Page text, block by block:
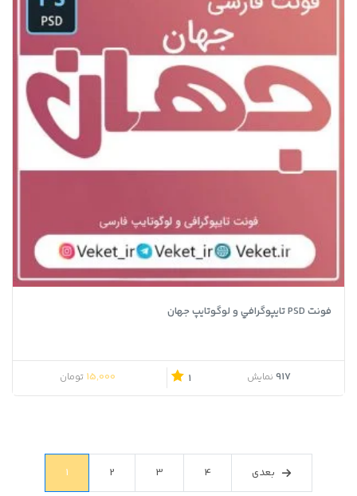
فونت PSD تايپوگرافي و لوگوتايپ جهان
917 نمایش 1
15,000 تومان
1 2 3 4 بعدی